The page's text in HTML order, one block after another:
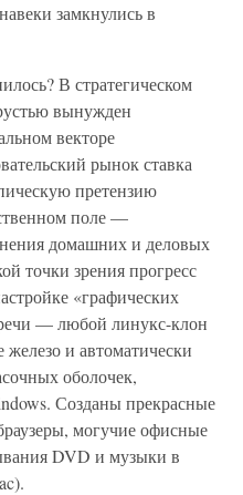
замкнулись в
В стратегическом
вынужден
векторе
рынок ставка
претензию
поле —
домашних и деловых
точки зрения прогресс
«графических
— любой линукс-клон
железо и автоматически
оболочек,
Созданы прекрасные
могучие офисные
DVD и музыки в